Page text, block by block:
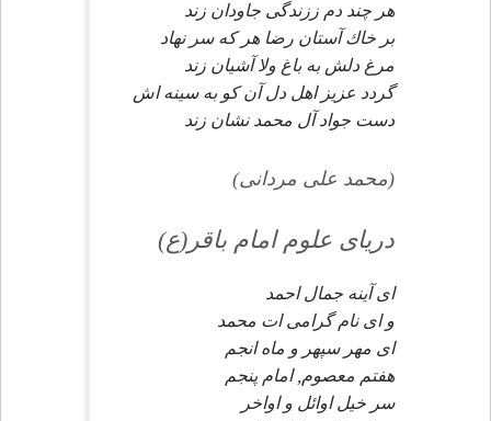
هر چند دم ززندگى جاودان زند
بر خاك آستان رضا هر كه سر نهاد
مرغ دلش به باغ ولا آشيان زند
گردد عزيز اهل دل آن كو به سينه اش
دست جواد آل محمد نشان زند
(محمد على مردانى)
درياى علوم امام باقر(ع)
اى آينه جمال احمد
و اى نام گرامى ات محمد
اى مهر سپهر و ماه انجم
هفتم معصوم, امام پنجم
سر خيل اوائل و اواخر